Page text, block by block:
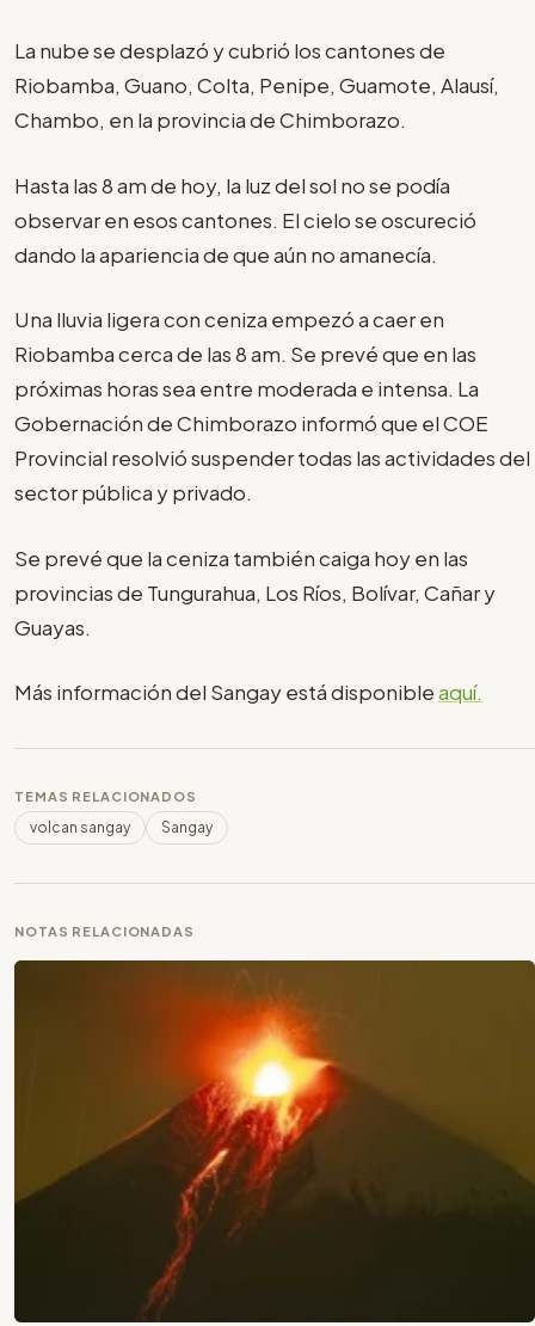
La nube se desplazó y cubrió los cantones de
Riobamba, Guano, Colta, Penipe, Guamote, Alausí,
Chambo, en la provincia de Chimborazo.
Hasta las 8 am de hoy, la luz del sol no se podía
observar en esos cantones. El cielo se oscureció
dando la apariencia de que aún no amanecía.
Una lluvia ligera con ceniza empezó a caer en
Riobamba cerca de las 8 am. Se prevé que en las
próximas horas sea entre moderada e intensa. La
Gobernación de Chimborazo informó que el COE
Provincial resolvió suspender todas las actividades del
sector pública y privado.
Se prevé que la ceniza también caiga hoy en las
provincias de Tungurahua, Los Ríos, Bolívar, Cañar y
Guayas.
Más información del Sangay está disponibleaquí.
TEMAS RELACIONADOS
volcan sangay Sangay
NOTAS RELACIONADAS